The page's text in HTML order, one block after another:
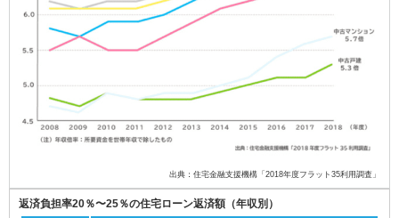
出典：住宅金融支援機構「2018年度フラット35利用調査」
返済負担率20％〜25％の住宅ローン返済額（年収別）